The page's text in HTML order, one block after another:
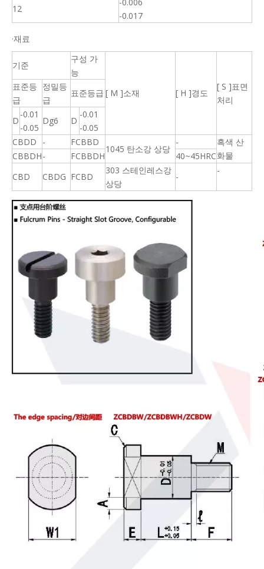
12
-0.017
·재료
기준
구성 가
능
[ M ]소재
[ H ]경도
[ S ]표면
처리
표준등
급
정밀등
급
표준등급
D
-0.01
-0.05
Dg6 D
-0.01
-0.05
CBDD
- FCBBD
1045 탄소강 상당
-
흑색 산
화물
CBBDH- FCBBDH
40~45HRC
CBD
CBDG FCBD
303 스테인레스강
상당
-
-